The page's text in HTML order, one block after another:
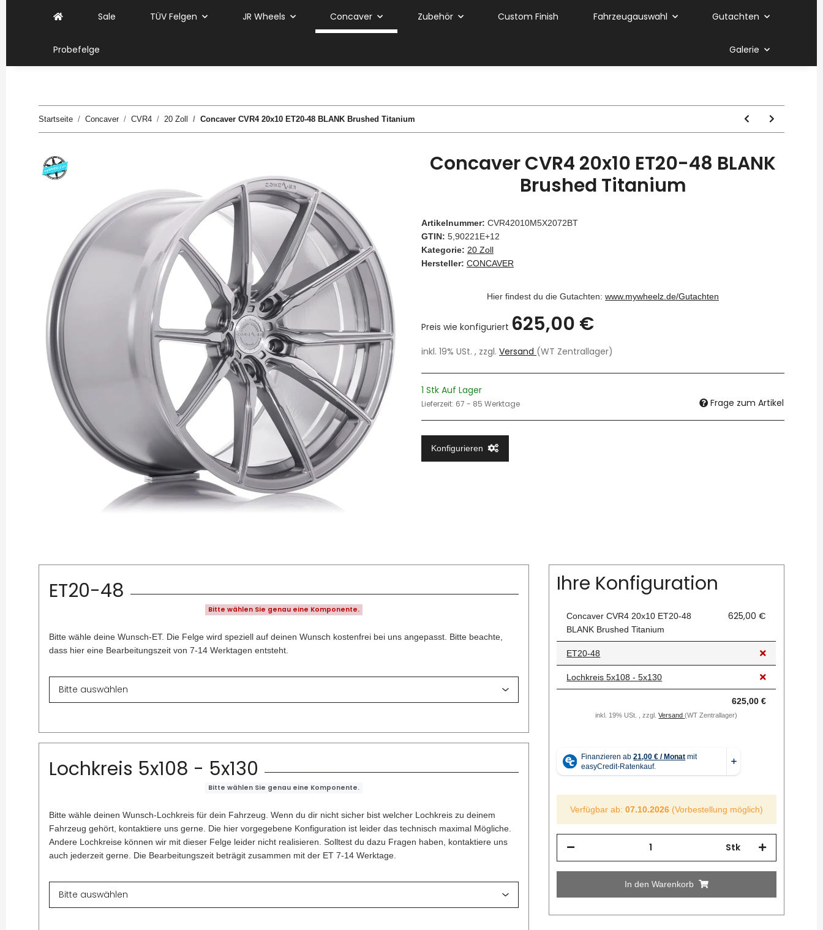
Sale TÜV Felgen JR Wheels Concaver Zubehör Custom Finish Fahrzeugauswahl Gutachten
Probefelge Galerie
Startseite Concaver CVR4 20 Zoll Concaver CVR4 20x10 ET20-48 BLANK Brushed Titanium
Concaver CVR4 20x10 ET20-48 BLANK
Brushed Titanium
Artikelnummer: CVR42010M5X2072BT
GTIN: 5,90221E+12
Kategorie: 20 Zoll
Hersteller: CONCAVER
Hier findest du die Gutachten: www.mywheelz.de/Gutachten
Preis wie konfiguriert 625,00 €
inkl. 19% USt. , zzgl. Versand (WT Zentrallager)
1 Stk Auf Lager
Lieferzeit: 67 - 85 Werktage Frage zum Artikel
Konfigurieren
ET20-48
Bitte wählen Sie genau eine Komponente.
Bitte wähle deine Wunsch-ET. Die Felge wird speziell auf deinen Wunsch kostenfrei bei uns angepasst. Bitte beachte,
dass hier eine Bearbeitungszeit von 7-14 Werktagen entsteht.
Lochkreis 5x108 - 5x130
Bitte wählen Sie genau eine Komponente.
Bitte wähle deinen Wunsch-Lochkreis für dein Fahrzeug. Wenn du dir nicht sicher bist welcher Lochkreis zu deinem
Fahrzeug gehört, kontaktiere uns gerne. Die hier vorgegebene Konfiguration ist leider das technisch maximal Mögliche.
Andere Lochkreise können wir mit dieser Felge leider nicht realisieren. Solltest du dazu Fragen haben, kontaktiere uns
auch jederzeit gerne. Die Bearbeitungszeit beträgit zusammen mit der ET 7-14 Werktage.
Ihre Konfiguration
Concaver CVR4 20x10 ET20-48
BLANK Brushed Titanium
625,00 €
ET20-48
Lochkreis 5x108 - 5x130
625,00 €
inkl. 19% USt. , zzgl.Versand(WT Zentrallager)
Verfügbar ab:07.10.2026 (Vorbestellung möglich)
Stk
In den Warenkorb